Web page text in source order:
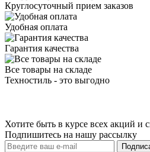
Круглосуточный прием заказов
Удобная оплата
Гарантия качества
Все товары на складе
Техностиль - это выгодно
Хотите быть в курсе всех акций и
Подпишитесь на нашу рассылку